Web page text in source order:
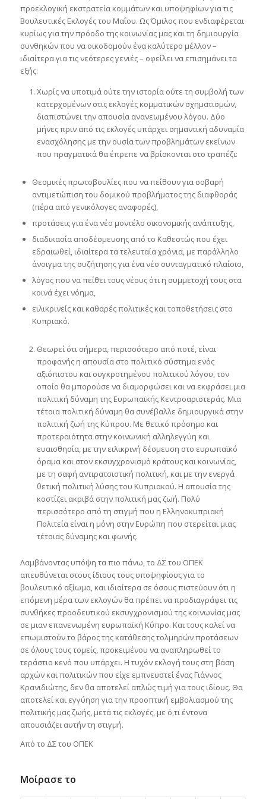
προεκλογική εκστρατεία κομμάτων και υποψηφίων για τις
Βουλευτικές Εκλογές του Μαΐου. Ως Όμιλος που ενδιαφέρεται
κυρίως για την πρόοδο της κοινωνίας μας και τη δημιουργία
συνθηκών που να οικοδομούν ένα καλύτερο μέλλον –
ιδιαίτερα για τις νεότερες γενιές – οφείλει να επισημάνει τα
εξής:
Χωρίς να υποτιμά ούτε την ιστορία ούτε τη συμβολή των
κατερχομένων στις εκλογές κομματικών σχηματισμών,
διαπιστώνει την απουσία ανανεωμένου λόγου. Δύο
μήνες πριν από τις εκλογές υπάρχει σημαντική αδυναμία
ενασχόλησης με την ουσία των προβλημάτων εκείνων
που πραγματικά θα έπρεπε να βρίσκονται στο τραπέζι:
Θεσμικές πρωτοβουλίες που να πείθουν για σοβαρή
αντιμετώπιση του δομικού προβλήματος της διαφθοράς
(πέρα από γενικόλογες αναφορές),
προτάσεις για ένα νέο μοντέλο οικονομικής ανάπτυξης,
διαδικασία αποδέσμευσης από το Καθεστώς που έχει
εδραιωθεί, ιδιαίτερα τα τελευταία χρόνια, με παράλληλο
άνοιγμα της συζήτησης για ένα νέο συνταγματικό πλαίσιο,
λόγος που να πείθει τους νέους ότι η συμμετοχή τους στα
κοινά έχει νόημα,
ειλικρινείς και καθαρές πολιτικές και τοποθετήσεις στο
Κυπριακό.
Θεωρεί ότι σήμερα, περισσότερο από ποτέ, είναι
προφανής η απουσία στο πολιτικό σύστημα ενός
αξιόπιστου και συγκροτημένου πολιτικού λόγου, τον
οποίο θα μπορούσε να διαμορφώσει και να εκφράσει μια
πολιτική δύναμη της Ευρωπαϊκής Κεντροαριστεράς. Μια
τέτοια πολιτική δύναμη θα συνέβαλλε δημιουργικά στην
πολιτική ζωή της Κύπρου. Με θετικό πρόσημο και
προτεραιότητα στην κοινωνική αλληλεγγύη και
ευαισθησία, με την ειλικρινή δέσμευση στο ευρωπαϊκό
όραμα και στον εκσυγχρονισμό κράτους και κοινωνίας,
με τη σαφή αντιρατσιστική πολιτική, και με την ενεργά
θετική πολιτική λύσης του Κυπριακού. Η απουσία της
κοστίζει ακριβά στην πολιτική μας ζωή. Πολύ
περισσότερο από τη στιγμή που η Ελληνοκυπριακή
Πολιτεία είναι η μόνη στην Ευρώπη που στερείται μιας
τέτοιας δύναμης και φωνής.
Λαμβάνοντας υπόψη τα πιο πάνω, το ΔΣ του ΟΠΕΚ
απευθύνεται στους ίδιους τους υποψηφίους για το
βουλευτικό αξίωμα, και ιδιαίτερα σε όσους πιστεύουν ότι η
επόμενη μέρα των εκλογών θα πρέπει να προδιαγράφει τις
συνθήκες προοδευτικού εκσυγχρονισμού της κοινωνίας μας
σε μιαν επανενωμένη ευρωπαϊκή Κύπρο. Και τους καλεί να
επωμιστούν το βάρος της κατάθεσης τολμηρών προτάσεων
σε όλους τους τομείς, προκειμένου να αναπληρωθεί το
τεράστιο κενό που υπάρχει. Η τυχόν εκλογή τους στη βάση
αρχών και πολιτικών που είχε εμπνευστεί ένας Γιάννος
Κρανιδιώτης, δεν θα αποτελεί απλώς τιμή για τους ιδίους. Θα
αποτελεί και εγγύηση για την προοπτική εμβολιασμού της
πολιτικής μας ζωής, μετά τις εκλογές, με ό,τι έντονα
απουσιάζει αυτήν τη στιγμή.
Από το ΔΣ του ΟΠΕΚ
Μοίρασε το